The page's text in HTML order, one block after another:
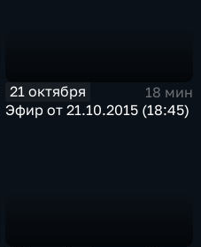
21 октября
18 мин
Эфир от 21.10.2015 (18:45)